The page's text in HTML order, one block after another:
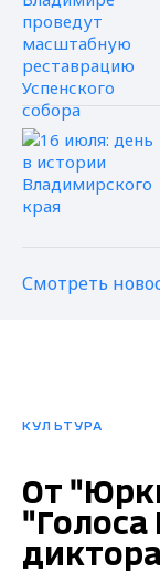
Смотреть
КУЛЬТУРА
От